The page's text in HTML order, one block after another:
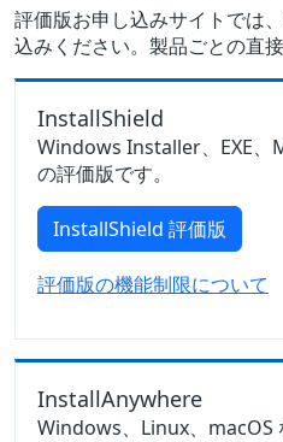
評価版お申し込みサイトでは
込みください。製品ごとの直
InstallShield
Windows Installer、EXE、
の評価版です。
InstallShield 評価版
評価版の機能制限について
InstallAnywhere
Windows、Linux、macOS